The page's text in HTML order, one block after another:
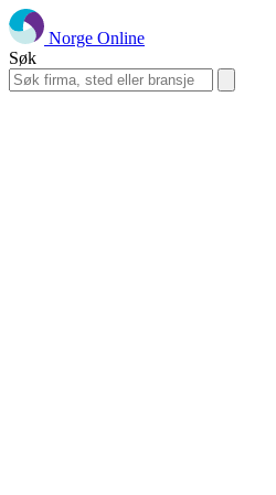
Norge Online
Søk